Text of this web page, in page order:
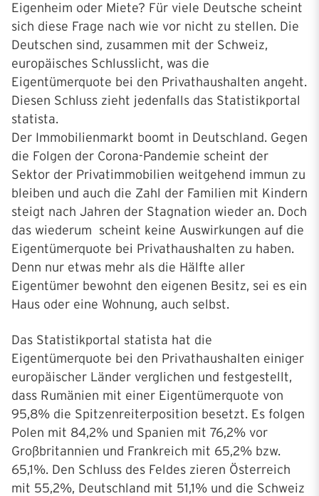
Eigenheim oder Miete? Für viele Deutsche scheint
sich diese Frage nach wie vor nicht zu stellen. Die
Deutschen sind, zusammen mit der Schweiz,
europäisches Schlusslicht, was die
Eigentümerquote bei den Privathaushalten angeht.
Diesen Schluss zieht jedenfalls das Statistikportal
statista.
Der Immobilienmarkt boomt in Deutschland. Gegen
die Folgen der Corona-Pandemie scheint der
Sektor der Privatimmobilien weitgehend immun zu
bleiben und auch die Zahl der Familien mit Kindern
steigt nach Jahren der Stagnation wieder an. Doch
das wiederum scheint keine Auswirkungen auf die
Eigentümerquote bei Privathaushalten zu haben.
Denn nur etwas mehr als die Hälfte aller
Eigentümer bewohnt den eigenen Besitz, sei es ein
Haus oder eine Wohnung, auch selbst.
Das Statistikportal statista hat die
Eigentümerquote bei den Privathaushalten einiger
europäischer Länder verglichen und festgestellt,
dass Rumänien mit einer Eigentümerquote von
95,8% die Spitzenreiterposition besetzt. Es folgen
Polen mit 84,2% und Spanien mit 76,2% vor
Großbritannien und Frankreich mit 65,2% bzw.
65,1%. Den Schluss des Feldes zieren Österreich
mit 55,2%, Deutschland mit 51,1% und die Schweiz